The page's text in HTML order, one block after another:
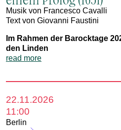
Musik von Francesco Cavalli
Text von Giovanni Faustini
Im Rahmen der Barocktage
den Linden
read more
22.11.2026
11:00
Berlin